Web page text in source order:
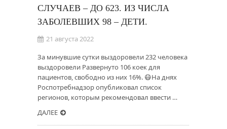
СЛУЧАЕВ – ДО 623. ИЗ ЧИСЛА
ЗАБОЛЕВШИХ 98 – ДЕТИ.
21 августа 2022
За минувшие сутки выздоровели 232 человека
выздоровели Развернуто 106 коек для
пациентов, свободно из них 16%. 😷На днях
Роспотребнадзор опубликовал список
регионов, которым рекомендовал ввести …
ДАЛЕЕ